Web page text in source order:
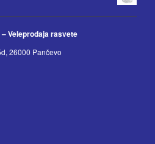
Veleprodaja rasvete
26000 Pančevo